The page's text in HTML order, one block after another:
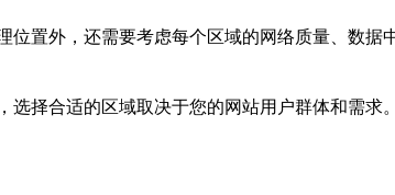
置外，还需要考虑每个区域的网络质量、数
择合适的区域取决于您的网站用户群体和需